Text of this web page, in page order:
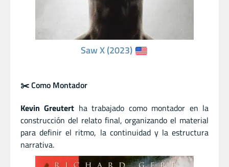
Saw X (2023)
✂️ Como Montador
Kevin Greutert ha trabajado como montador en la
construcción del relato final, organizando el material
para definir el ritmo, la continuidad y la estructura
narrativa.